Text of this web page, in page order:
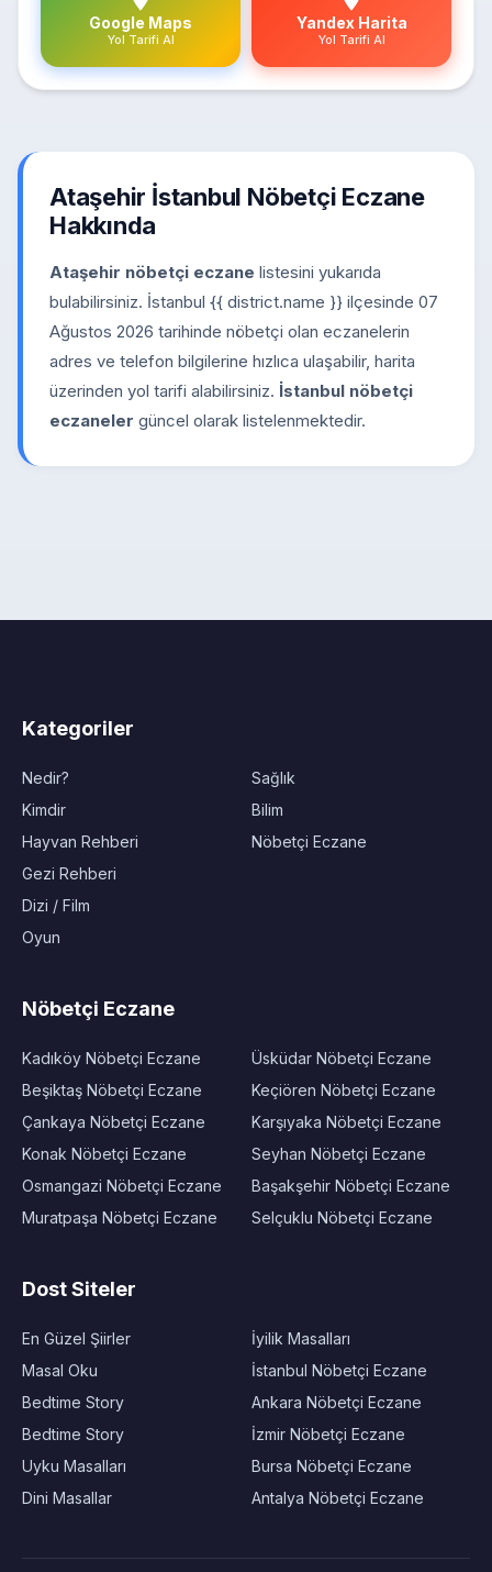
Google Maps
Yol Tarifi Al
Yandex Harita
Yol Tarifi Al
Ataşehir İstanbul Nöbetçi Eczane
Hakkında
Ataşehir nöbetçi eczane listesini yukarıda
bulabilirsiniz. İstanbul {{ district.name }} ilçesinde 07
Ağustos 2026 tarihinde nöbetçi olan eczanelerin
adres ve telefon bilgilerine hızlıca ulaşabilir, harita
üzerinden yol tarifi alabilirsiniz. İstanbul nöbetçi
eczaneler güncel olarak listelenmektedir.
Kategoriler
Nedir?
Kimdir
Hayvan Rehberi
Gezi Rehberi
Dizi / Film
Oyun
Sağlık
Bilim
Nöbetçi Eczane
Nöbetçi Eczane
Kadıköy Nöbetçi Eczane
Beşiktaş Nöbetçi Eczane
Çankaya Nöbetçi Eczane
Konak Nöbetçi Eczane
Osmangazi Nöbetçi Eczane
Muratpaşa Nöbetçi Eczane
Üsküdar Nöbetçi Eczane
Keçiören Nöbetçi Eczane
Karşıyaka Nöbetçi Eczane
Seyhan Nöbetçi Eczane
Başakşehir Nöbetçi Eczane
Selçuklu Nöbetçi Eczane
Dost Siteler
En Güzel Şiirler
Masal Oku
Bedtime Story
Bedtime Story
Uyku Masalları
Dini Masallar
İyilik Masalları
İstanbul Nöbetçi Eczane
Ankara Nöbetçi Eczane
İzmir Nöbetçi Eczane
Bursa Nöbetçi Eczane
Antalya Nöbetçi Eczane